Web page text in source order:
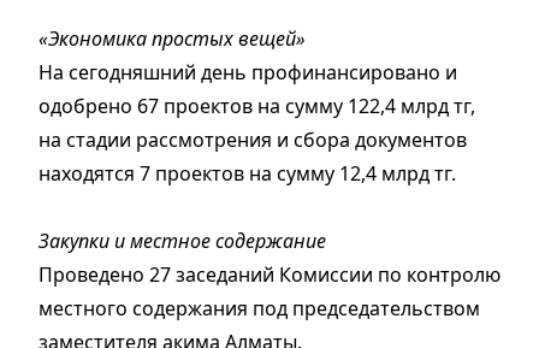
«Экономика простых вещей»
На сегодняшний день профинансировано и
одобрено 67 проектов на сумму 122,4 млрд тг,
на стадии рассмотрения и сбора документов
находятся 7 проектов на сумму 12,4 млрд тг.
Закупки и местное содержание
Проведено 27 заседаний Комиссии по контролю
местного содержания под председательством
заместителя акима Алматы.